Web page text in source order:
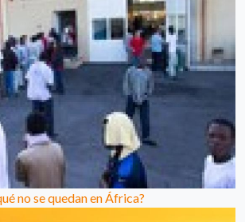
no se quedan en África?